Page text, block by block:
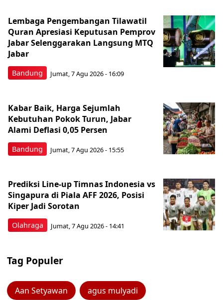
Bandung
Lembaga Pengembangan Tilawatil
Quran Apresiasi Keputusan Pemprov
Jabar Selenggarakan Langsung MTQ
Jabar
Jumat, 7 Agu 2026 - 16:09
Bandung
Kabar Baik, Harga Sejumlah
Kebutuhan Pokok Turun, Jabar
Alami Deflasi 0,05 Persen
Jumat, 7 Agu 2026 - 15:55
Olahraga
Prediksi Line-up Timnas Indonesia vs
Singapura di Piala AFF 2026, Posisi
Kiper Jadi Sorotan
Jumat, 7 Agu 2026 - 14:41
Tag Populer
Aan Setyawan agus mulyadi